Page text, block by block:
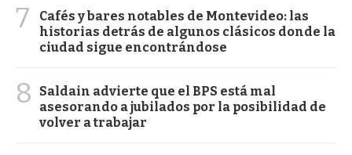
7
Cafés y bares notables de Montevideo: las
historias detrás de algunos clásicos donde la
ciudad sigue encontrándose
8
Saldain advierte que el BPS está mal
asesorando a jubilados por la posibilidad de
volver a trabajar